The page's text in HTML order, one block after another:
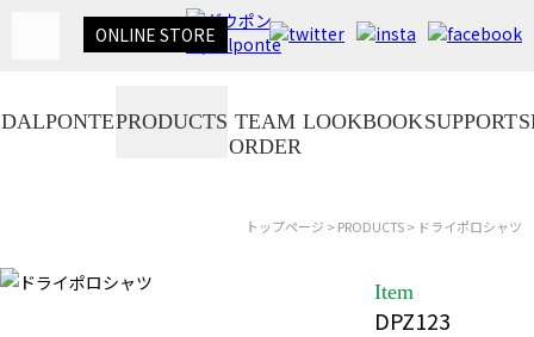
ONLINE STORE
DALPONTEPRODUCTS TEAM
ORDER
LOOKBOOKSUPPORT
トップページ >PRODUCTS> ドライポロシャツ
Item
DPZ123